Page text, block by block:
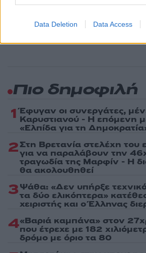
Data Deletion Data Access
Ακολουθήστε το Νewsit.gr στο
τελευταία νέατης ημέρας
Πιο δημοφιλή
1 Έφυγαν οι συνεργάτες,
Καρυστιανού - Η επόμενη
«Ελπίδα για τη
2Στη Βρετανία στελέχη του
για να παραλάβουν την
τραγωδία της Μαρφίν - Η
θα ακολουθηθεί
3Ψάθα: «Δεν υπήρξε
τα δύο ελικόπτερα»
χειριστής και ο Έλληνας
4«Βαριά καμπάνα» στον
που έτρεχε με 182
δρόμο με όριο τα 80